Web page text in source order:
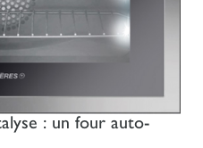
: un four auto-